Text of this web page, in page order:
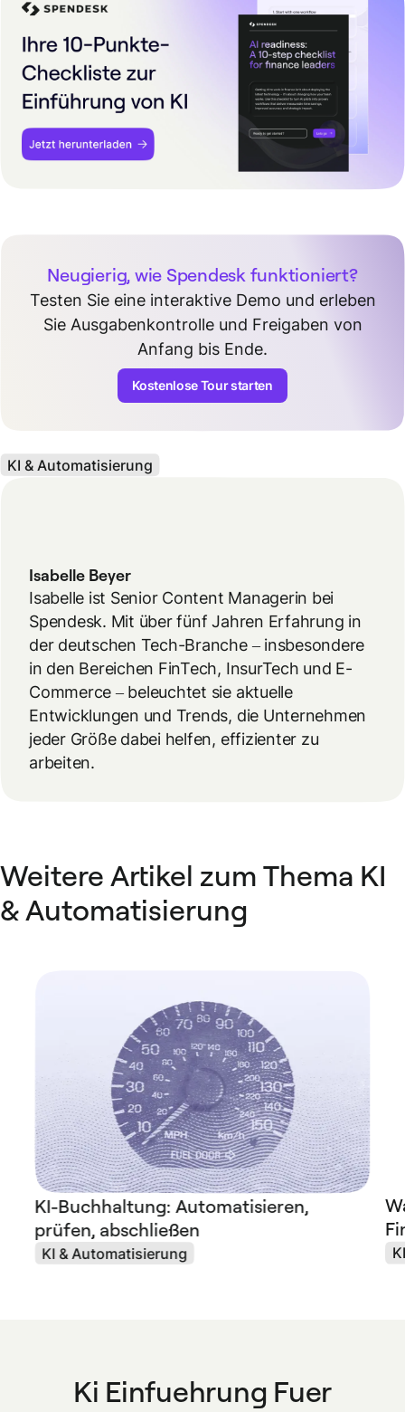
Neugierig, wie Spendesk funktioniert?
Testen Sie eine interaktive Demo und erleben
Sie Ausgabenkontrolle und Freigaben von
Anfang bis Ende.
Kostenlose Tour starten
KI & Automatisierung
Isabelle Beyer
Isabelle ist Senior Content Managerin bei
Spendesk. Mit über fünf Jahren Erfahrung in
der deutschen Tech-Branche – insbesondere
in den Bereichen FinTech, InsurTech und E-
Commerce – beleuchtet sie aktuelle
Entwicklungen und Trends, die Unternehmen
jeder Größe dabei helfen, effizienter zu
arbeiten.
Weitere Artikel zum Thema KI
& Automatisierung
KI-Buchhaltung: Automatisieren,
prüfen, abschließen
KI & Automatisierung
Ki Einfuehrung Fuer